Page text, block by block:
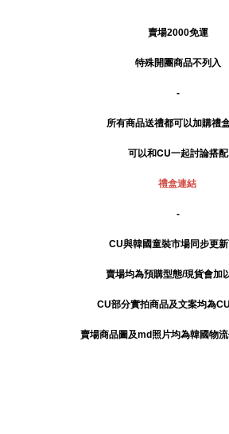
賣場2000免運
特殊開團商品不列入
-
所有商品送禮都可以加購禮
可以和CU一起討論搭配
禮盒連結
-
CU與韓國童裝市場同步更
賣場均為預購型態/現貨會加
CU部分實拍商品及文案均為
賣場商品圖及md照片均為韓國物